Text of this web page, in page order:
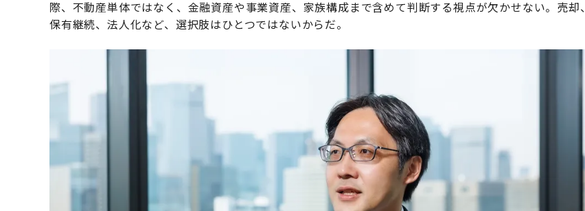
際、不動産単体ではなく、金融資産や事業資産、家族構成まで含めて判断する視点が欠かせない。売却、
保有継続、法人化など、選択肢はひとつではないからだ。